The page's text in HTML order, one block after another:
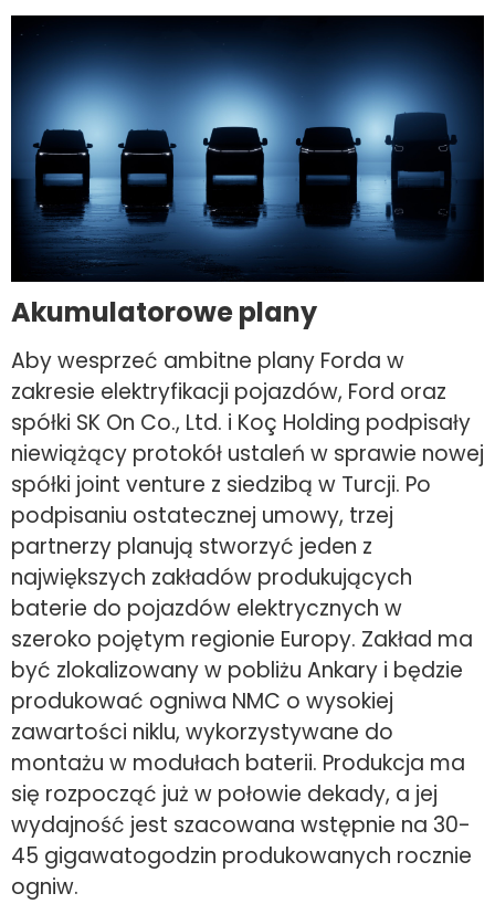
Akumulatorowe plany
Aby wesprzeć ambitne plany Forda w
zakresie elektryfikacji pojazdów, Ford oraz
spółki SK On Co., Ltd. i Koç Holding podpisały
niewiążący protokół ustaleń w sprawie nowej
spółki joint venture z siedzibą w Turcji. Po
podpisaniu ostatecznej umowy, trzej
partnerzy planują stworzyć jeden z
największych zakładów produkujących
baterie do pojazdów elektrycznych w
szeroko pojętym regionie Europy. Zakład ma
być zlokalizowany w pobliżu Ankary i będzie
produkować ogniwa NMC o wysokiej
zawartości niklu, wykorzystywane do
montażu w modułach baterii. Produkcja ma
się rozpocząć już w połowie dekady, a jej
wydajność jest szacowana wstępnie na 30-
45 gigawatogodzin produkowanych rocznie
ogniw.